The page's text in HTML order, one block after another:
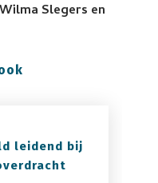
Slegers en
leidend bij